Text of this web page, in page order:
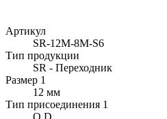
Артикул
SR-12M-8M-S6
Тип продукции
SR - Переходник
Размер 1
12 мм
Тип присоединения 1
O.D.